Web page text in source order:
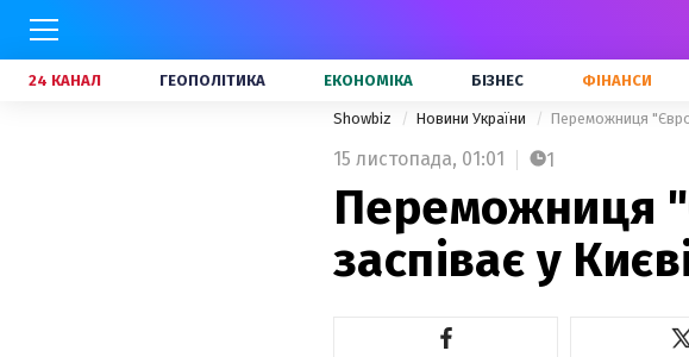
24 КАНАЛ ГЕОПОЛІТИКА ЕКОНОМІКА БІЗНЕС ФІНАНСИ
Showbiz Новини України Переможниця
15 листопада, 01:01 1
Переможниця
заспіває у